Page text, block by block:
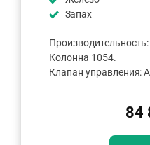
Запах
Колонна 1054.
Клапан управления:
84